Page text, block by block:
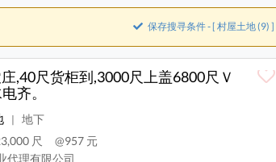
保存搜寻条件 - [ 村屋土地 (9) ]
,40尺货柜到,3000尺上盖6800尺Ｖ
齐。
|
地下
尺
@957 元
代理有限公司